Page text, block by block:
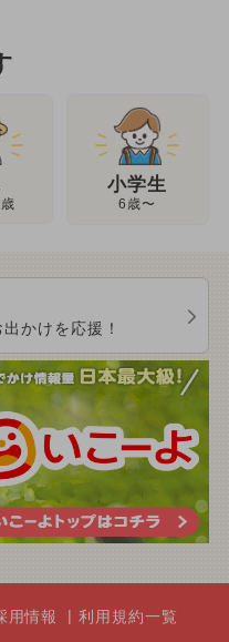
小学生
6歳〜
かけを応援！
用情報 利用規約一覧